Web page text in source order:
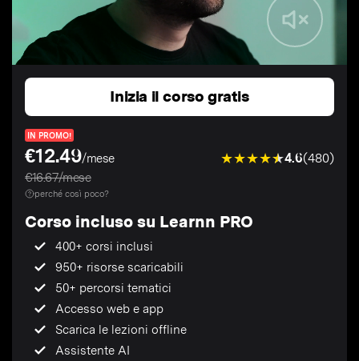
Inizia il corso gratis
IN PROMO!
€12.49/mese
€16.67/mese
4.6(480)
perché così poco?
Corso incluso su Learnn PRO
400+ corsi inclusi
950+ risorse scaricabili
50+ percorsi tematici
Accesso web e app
Scarica le lezioni offline
Assistente AI